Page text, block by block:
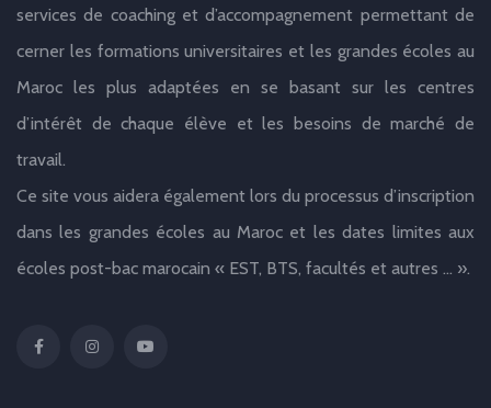
services de coaching et d’accompagnement permettant de
cerner les formations universitaires et les grandes écoles au
Maroc les plus adaptées en se basant sur les centres
d’intérêt de chaque élève et les besoins de marché de
travail.
Ce site vous aidera également lors du processus d’inscription
dans les grandes écoles au Maroc et les dates limites aux
écoles post-bac marocain « EST, BTS, facultés et autres … ».